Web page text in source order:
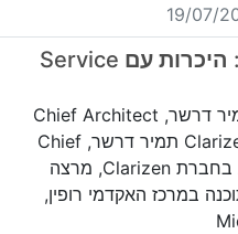
פרק 25: היכרות עם Service
אורחנו: תמיר דרשר, Chief Architect
בחברת Clarizen תמיר דרשר, Chief
Architect בחברת Clarizen, מרצה
במרכז האקדמי רופין,